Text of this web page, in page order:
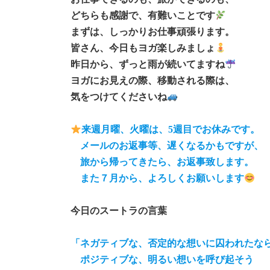
どちらも感謝で、有難いことです
まずは、しっかりお仕事頑張ります。
皆さん、今日もヨガ楽しみましょ
昨日から、ずっと雨が続いてますね
ヨガにお見えの際、移動される際は、
気をつけてくださいね
来週月曜、火曜は、5週目でお休みです。
メールのお返事等、遅くなるかもですが、
旅から帰ってきたら、お返事致します。
また７月から、よろしくお願いします
今日のスートラの言葉
「ネガティブな、否定的な想いに囚われたな
ポジティブな、明るい想いを呼び起そう